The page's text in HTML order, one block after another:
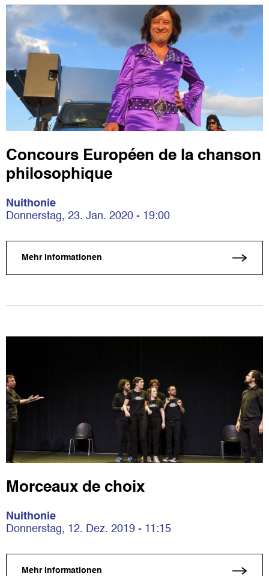
Concours Européen de la chanson
philosophique
Nuithonie
Donnerstag, 23. Jan. 2020 - 19:00
Mehr Informationen
Morceaux de choix
Nuithonie
Donnerstag, 12. Dez. 2019 - 11:15
Mehr Informationen